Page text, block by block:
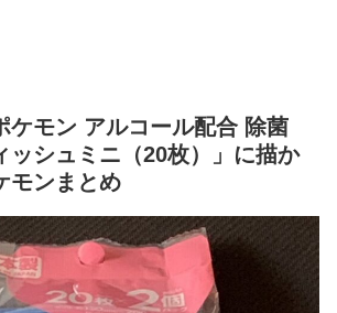
ケモン アルコール配合 除菌
ッシュミニ（20枚）」に描か
モンまとめ